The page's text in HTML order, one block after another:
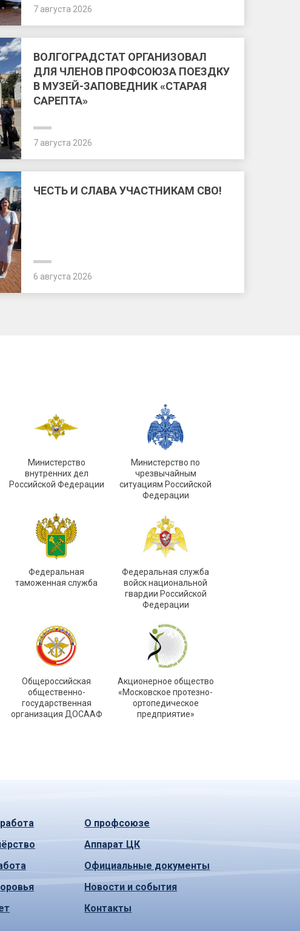
7 августа 2026
ВОЛГОГРАДСТАТ ОРГАНИЗОВАЛ
ДЛЯ ЧЛЕНОВ ПРОФСОЮЗА ПОЕЗДКУ
В МУЗЕЙ-ЗАПОВЕДНИК «СТАРАЯ
САРЕПТА»
7 августа 2026
ЧЕСТЬ И СЛАВА УЧАСТНИКАМ СВО!
6 августа 2026
Министерство
внутренних дел
Российской Федерации
Министерство по
чрезвычайным
ситуациям Российской
Федерации
Федеральная
таможенная служба
Федеральная служба
войск национальной
гвардии Российской
Федерации
Общероссийская
общественно-
государственная
организация ДОСААФ
Акционерное общество
«Московское протезно-
ортопедическое
предприятие»
О профсоюзе
Аппарат ЦК
Официальные документы
Новости и события
Контакты